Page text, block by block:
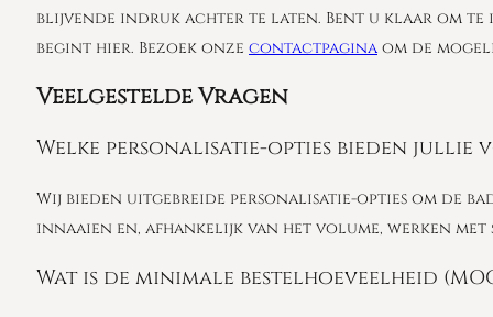
blijvende indruk achter te laten. Bent u klaar om te
begint hier. Bezoek onze contactpagina om de
Veelgestelde Vragen
Welke personalisatie-opties bieden jullie
Wij bieden uitgebreide personalisatie-opties om de
innaaien en, afhankelijk van het volume, werken
Wat is de minimale bestelhoeveelheid